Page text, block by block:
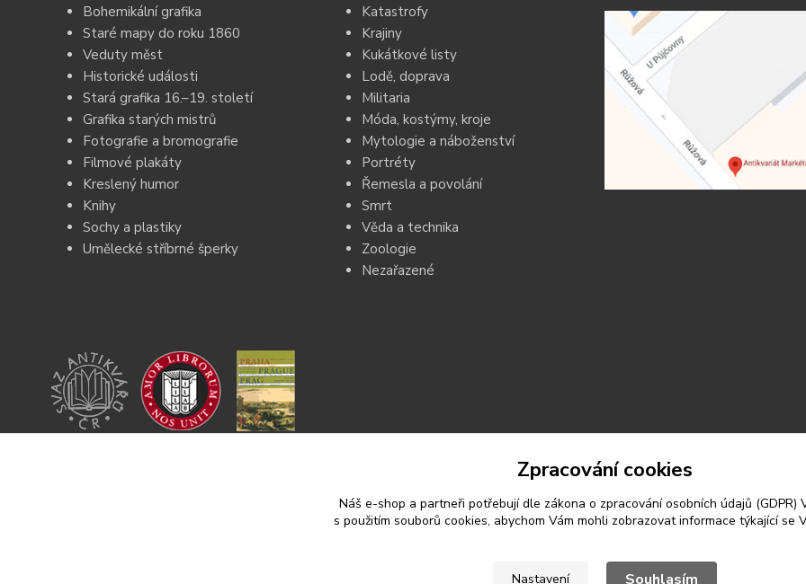
Bohemikální grafika
Staré mapy do roku 1860
Veduty měst
Historické události
Stará grafika 16.–19. století
Grafika starých mistrů
Fotografie a bromografie
Filmové plakáty
Kreslený humor
Knihy
Sochy a plastiky
Umělecké stříbrné šperky
Katastrofy
Krajiny
Kukátkové listy
Lodě, doprava
Militaria
Móda, kostýmy, kroje
Mytologie a náboženství
Portréty
Řemesla a povolání
Smrt
Věda a technika
Zoologie
Nezařazené
Zpracování cookies
Náš e-shop a partneři potřebují dle zákona o zpracování osobních údajů (GDPR)
s použitím souborů cookies, abychom Vám mohli zobrazovat informace týkající se
Nastavení Souhlasím